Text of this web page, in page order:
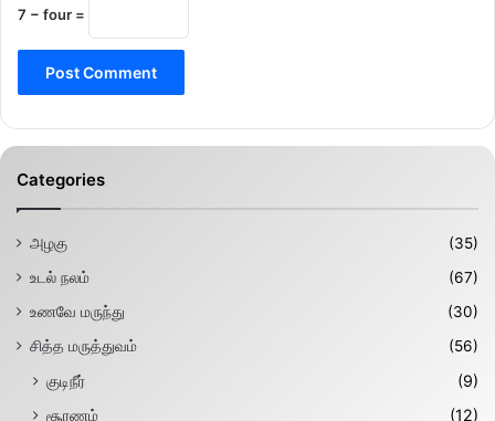
7 − four =
Categories
அழகு
(35)
உடல் நலம்
(67)
உணவே மருந்து
(30)
சித்த மருத்துவம்
(56)
குடிநீர்
(9)
சூரணம்
(12)